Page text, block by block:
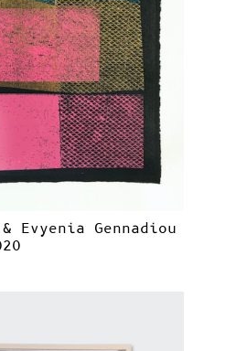
Gennadiou